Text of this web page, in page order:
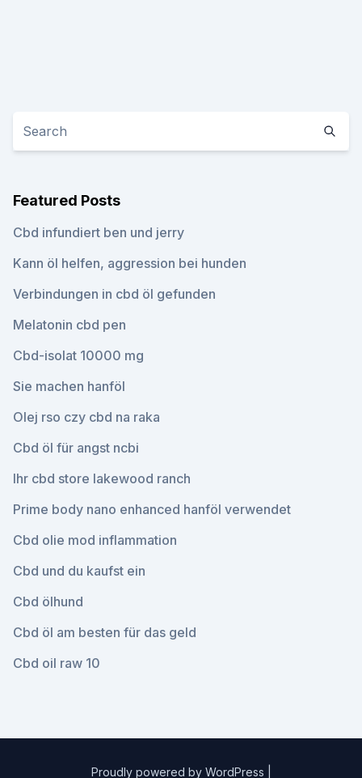
Featured Posts
Cbd infundiert ben und jerry
Kann öl helfen, aggression bei hunden
Verbindungen in cbd öl gefunden
Melatonin cbd pen
Cbd-isolat 10000 mg
Sie machen hanföl
Olej rso czy cbd na raka
Cbd öl für angst ncbi
Ihr cbd store lakewood ranch
Prime body nano enhanced hanföl verwendet
Cbd olie mod inflammation
Cbd und du kaufst ein
Cbd ölhund
Cbd öl am besten für das geld
Cbd oil raw 10
Proudly powered by WordPress